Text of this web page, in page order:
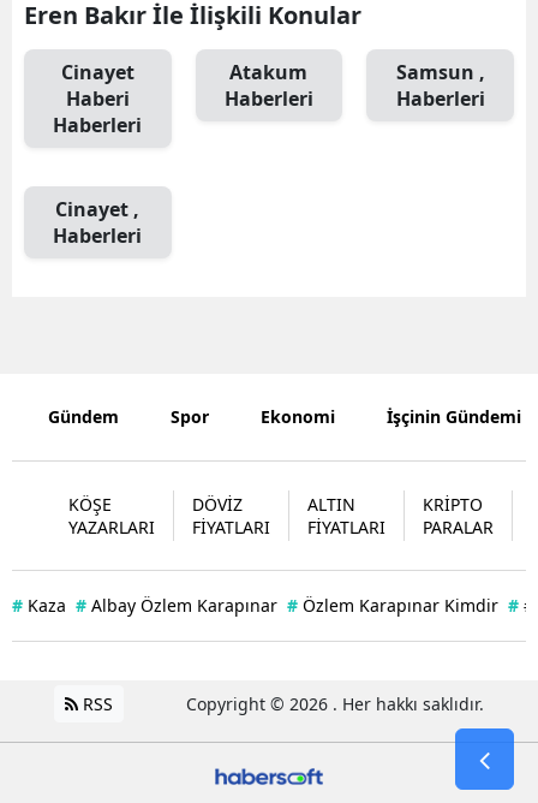
Giresun
Gümüşhane
Kastamonu
Kırklareli
Kırşehir
Kocaeli
Konya
Kütahya
Eren Bakır İle İlişkili Konular
Cinayet
Haberi
Haberleri
Atakum
Haberleri
Samsun ,
Haberleri
Cinayet ,
Haberleri
Gündem Spor Ekonomi İşçinin Gündemi
KÖŞE
YAZARLARI
DÖVİZ
FİYATLARI
ALTIN
FİYATLARI
KRİPTO
PARALAR
# Kaza # Albay Özlem Karapınar # Özlem Karapınar Kimdir #
RSS Copyright © 2026 . Her hakkı saklıdır.